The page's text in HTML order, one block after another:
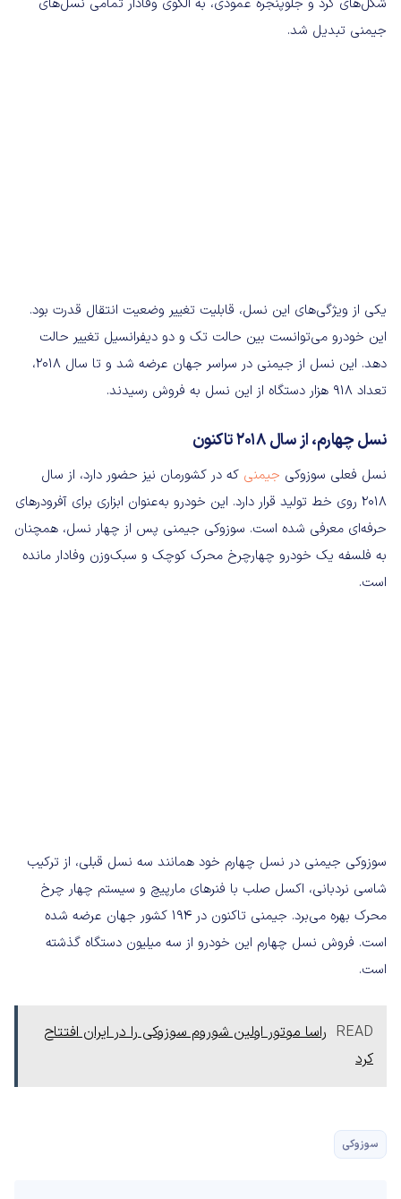
شکل‌های گرد و جلوپنجره عمودی، به الگوی وفادار تمامی نسل‌های
جیمنی تبدیل شد.
یکی از ویژگی‌های این نسل، قابلیت تغییر وضعیت انتقال قدرت بود.
این خودرو می‌توانست بین حالت تک و دو دیفرانسیل تغییر حالت
دهد. این نسل از جیمنی در سراسر جهان عرضه شد و تا سال ۲۰۱۸،
تعداد ۹۱۸ هزار دستگاه از این نسل به فروش رسیدند.
نسل چهارم، از سال ۲۰۱۸ تاکنون
نسل فعلی سوزوکی جیمنی که در کشورمان نیز حضور دارد، از سال
۲۰۱۸ روی خط تولید قرار دارد. این خودرو به‌عنوان ابزاری برای آفرودرهای
حرفه‌ای معرفی شده است. سوزوکی جیمنی پس از چهار نسل، همچنان
به فلسفه یک خودرو چهارچرخ محرک کوچک و سبک‌وزن وفادار مانده
است.
سوزوکی جیمنی در نسل چهارم خود همانند سه نسل قبلی، از ترکیب
شاسی نردبانی، اکسل صلب با فنرهای مارپیچ و سیستم چهار چرخ
محرک بهره می‌برد. جیمنی تاکنون در ۱۹۴ کشور جهان عرضه شده
است. فروش نسل چهارم این خودرو از سه میلیون دستگاه گذشته
است.
READ راسا موتور اولین شوروم سوزوکی را در ایران افتتاح
کرد
سوزوکی